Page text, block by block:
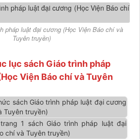
pháp luật đại cương (Học Viện Báo chí và
Tuyên truyền)
lục sách Giáo trình pháp
Viện Báo chí và Tuyên